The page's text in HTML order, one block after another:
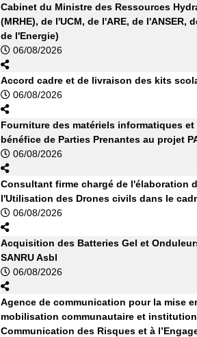
Cabinet du Ministre des Ressources
(MRHE), de l'UCM, de l'ARE, de l'ANSER,
de l'Energie)
06/08/2026
Accord cadre et de livraison des kits
06/08/2026
Fourniture des matériels informatiques
bénéfice de Parties Prenantes au projet
06/08/2026
Consultant firme chargé de l'élaboration
l'Utilisation des Drones civils dans le
06/08/2026
Acquisition des Batteries Gel et
SANRU Asbl
06/08/2026
Agence de communication pour la mise
mobilisation communautaire et
Communication des Risques et à